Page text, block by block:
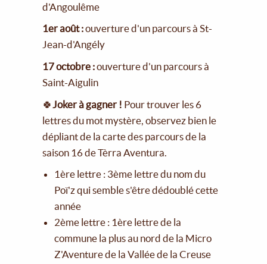
d'Angoulême
1er août :ouverture d'un parcours à St-
Jean-d'Angély
17 octobre :ouverture d'un parcours à
Saint-Aigulin
🍀 Joker à gagner ! Pour trouver les 6
lettres du mot mystère, observez bien le
dépliant de la carte des parcours de la
saison 16 de Tèrra Aventura.
1ère lettre : 3ème lettre du nom du
Poï'z qui semble s'être dédoublé cette
année
2ème lettre : 1ère lettre de la
commune la plus au nord de la Micro
Z'Aventure de la Vallée de la Creuse